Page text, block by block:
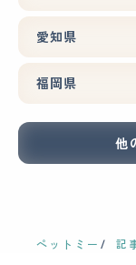
愛知県
福岡県
他
ペットミー 記